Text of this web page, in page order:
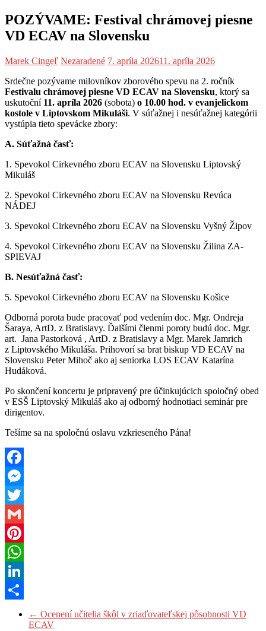
POZÝVAME: Festival chrámovej piesne
VD ECAV na Slovensku
Marek Cingeľ Nezaradené 7. apríla 202611. apríla 2026
Srdečne pozývame milovníkov zborového spevu na 2. ročník
Festivalu chrámovej piesne VD ECAV na Slovensku, ktorý sa
uskutoční 11. apríla 2026 (sobota) o 10.00 hod. v evanjelickom
kostole v Liptovskom Mikuláši. V súťažnej i nesúťažnej kategórii
vystúpia tieto spevácke zbory:
A. Súťažná časť:
1. Spevokol Cirkevného zboru ECAV na Slovensku Liptovský
Mikuláš
2. Spevokol Cirkevného zboru ECAV na Slovensku Revúca
NÁDEJ
3. Spevokol Cirkevného zboru ECAV na Slovensku Vyšný Žipov
4. Spevokol Cirkevného zboru ECAV na Slovensku Žilina ZA-
SPIEVAJ
B. Nesúťažná časť:
5. Spevokol Cirkevného zboru ECAV na Slovensku Košice
Odborná porota bude pracovať pod vedením doc. Mgr. Ondreja
Šaraya, ArtD. z Bratislavy. Ďalšími členmi poroty budú doc. Mgr.
art. Jana Pastorková , ArtD. z Bratislavy a Mgr. Marek Jamrich
z Liptovského Mikuláša. Prihovorí sa brat biskup VD ECAV na
Slovensku Peter Mihoč ako aj seniorka LOS ECAV Katarína
Hudáková.
Po skončení koncertu je pripravený pre účinkujúcich spoločný obed
v ESŠ Liptovský Mikuláš ako aj odborný hodnotiaci seminár pre
dirigentov.
Tešíme sa na spoločnú oslavu vzkrieseného Pána!
Facebook
Messenger
Twitter
Gmail
Pinterest
WhatsApp
LinkedIn
← Ocenení učitelia škôl v zriaďovateľskej pôsobnosti VD
ECAV